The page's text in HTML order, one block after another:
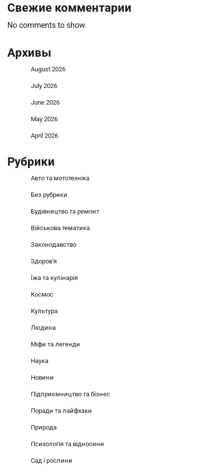
Свежие комментарии
No comments to show.
Архивы
August 2026
July 2026
June 2026
May 2026
April 2026
Рубрики
Авто та мототехніка
Без рубрики
Будівництво та ремонт
Військова тематика
Законодавство
Здоров'я
Їжа та кулінарія
Космос
Культура
Людина
Міфи та легенди
Наука
Новини
Підприємництво та бізнес
Поради та лайфхаки
Природа
Психологія та відносини
Сад і рослини